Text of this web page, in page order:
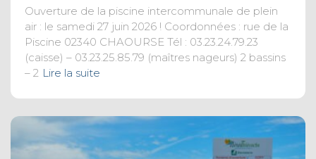
Ouverture de la piscine intercommunale de plein
air : le samedi 27 juin 2026 ! Coordonnées : rue de la
Piscine 02340 CHAOURSE Tél : 03.23.24.79.23
(caisse) – 03.23.25.85.79 (maîtres nageurs) 2 bassins
– 2 Lire la suite